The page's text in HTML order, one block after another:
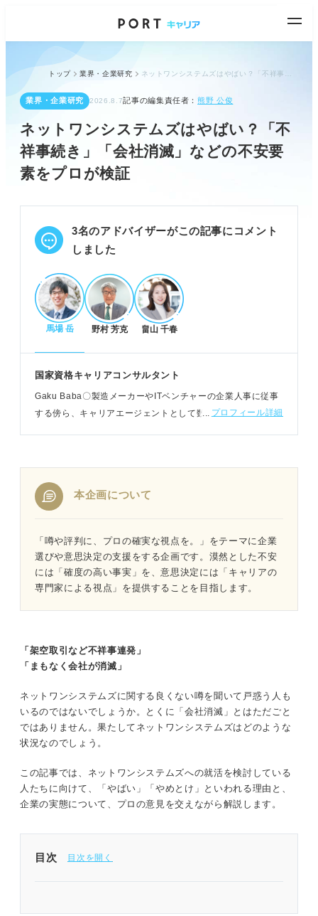
トップ 業界・企業研究
業界・企業研究 2026.8.7記事の編集責任者：熊野 公俊
ネットワンシステムズはやばい？「不
祥事続き」「会社消滅」などの不安要
素をプロが検証
3名のアドバイザーがこの記事にコメント
しました
馬場 岳 野村 芳克 畠山 千春
国家資格キャリアコンサルタント
Gaku Baba〇製造メーカーやITベンチャーの企業人事に従事
する傍ら、キャリアエージェントとして数多くの転職希望者
プロフィール詳細
本企画について
「噂や評判に、プロの確実な視点を。」をテーマに企業
選びや意思決定の支援をする企画です。漠然とした不安
には「確度の高い事実」を、意思決定には「キャリアの
専門家による視点」を提供することを目指します。
「架空取引など不祥事連発」
「まもなく会社が消滅」
ネットワンシステムズに関する良くない噂を聞いて戸惑う人も
いるのではないでしょうか。とくに「会社消滅」とはただごと
ではありません。果たしてネットワンシステムズはどのような
状況なのでしょう。
この記事では、ネットワンシステムズへの就活を検討している
人たちに向けて、「やばい」「やめとけ」といわれる理由と、
企業の実態について、プロの意見を交えながら解説します。
目次